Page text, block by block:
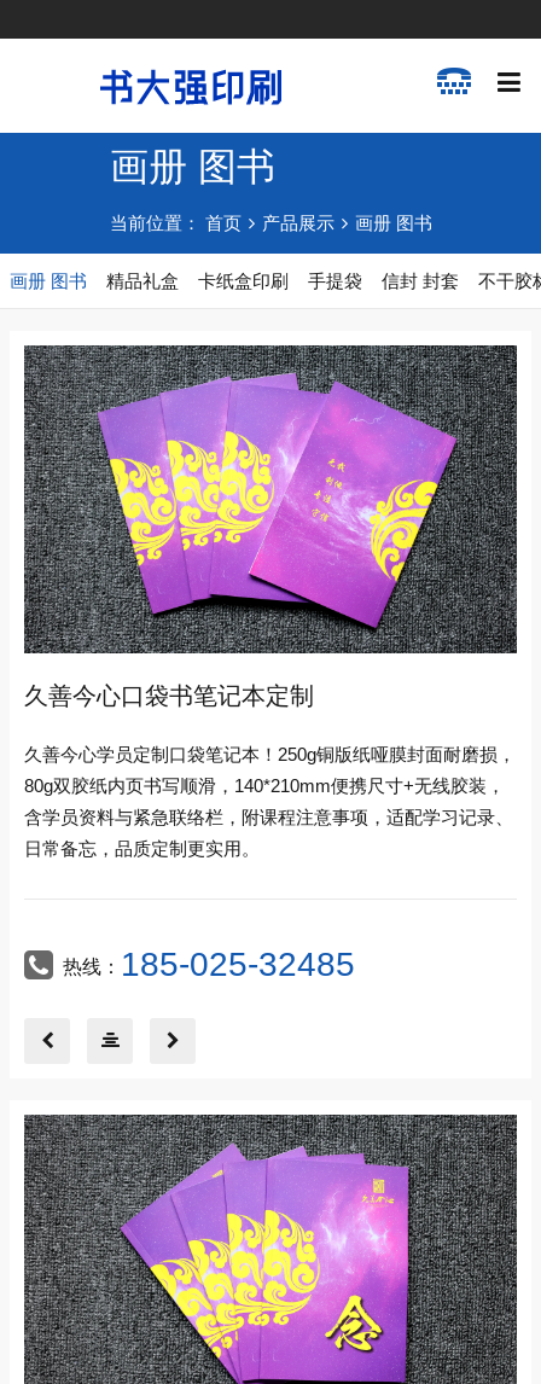
画册 图书
当前位置： 首页 产品展示 画册 图书
画册 图书 精品礼盒 卡纸盒印刷 手提袋 信封 封套 不干胶
久善今心口袋书笔记本定制
久善今心学员定制口袋笔记本！250g铜版纸哑膜封面耐磨损，
80g双胶纸内页书写顺滑，140*210mm便携尺寸+无线胶装，
含学员资料与紧急联络栏，附课程注意事项，适配学习记录、
日常备忘，品质定制更实用。
热线： 185-025-32485